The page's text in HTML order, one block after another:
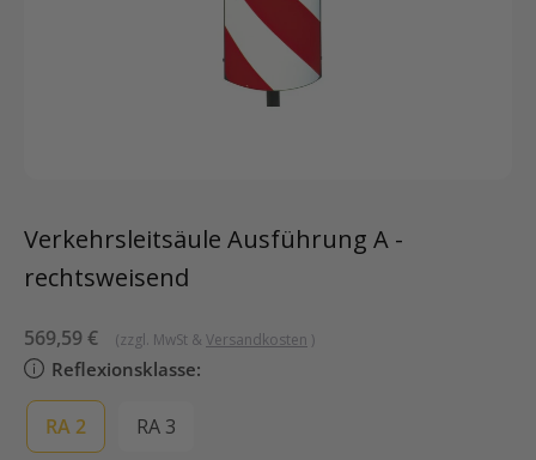
Verkehrsleitsäule Ausführung A -
rechtsweisend
Sonderpreis
569,59 € (zzgl. MwSt & Versandkosten )
Reflexionsklasse:
RA 2 RA 3